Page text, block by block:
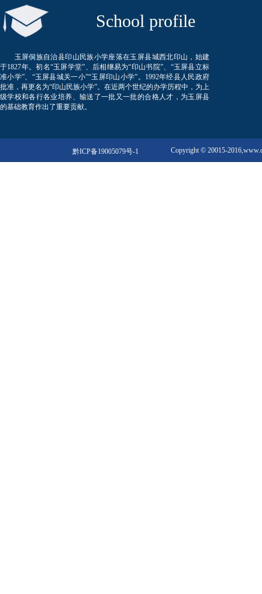
​ School profile
玉屏侗族自治县印山民族小学座落在玉屏县城西北印山，始建
于1827年。初名“玉屏学堂”、后相继易为“印山书院”、“玉屏县立标
准小学”、“玉屏县城关一小”“玉屏印山小学”。1992年经县人民政府
批准，再更名为“印山民族小学”。在近两个世纪的办学历程中，为上
级学校和各行各业培养、输送了一批又一批的合格人才，为玉屏县
的基础教育作出了重要贡献。
黔ICP备19005079号-1 Copyright © 20015-